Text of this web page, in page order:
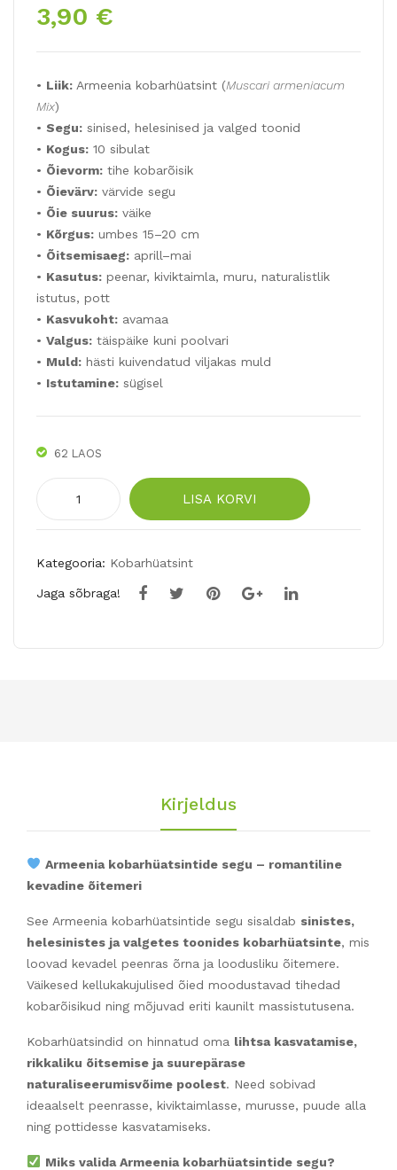
oku
kro
3,90 €
• Liik: Armeenia kobarhüatsint (Muscari armeniacum
Mix)
• Segu: sinised, helesinised ja valged toonid
• Kogus: 10 sibulat
• Õievorm: tihe kobarõisik
• Õievärv: värvide segu
• Õie suurus: väike
• Kõrgus: umbes 15–20 cm
• Õitsemisaeg: aprill–mai
• Kasutus: peenar, kiviktaimla, muru, naturalistlik
istutus, pott
• Kasvukoht: avamaa
• Valgus: täispäike kuni poolvari
• Muld: hästi kuivendatud viljakas muld
• Istutamine: sügisel
62 LAOS
kobarhüatsint
mix
kogus
LISA KORVI
Kategooria: Kobarhüatsint
Jaga sõbraga!
Kirjeldus
Armeenia kobarhüatsintide segu – romantiline
kevadine õitemeri
See Armeenia kobarhüatsintide segu sisaldab sinistes,
helesinistes ja valgetes toonides kobarhüatsinte, mis
loovad kevadel peenras õrna ja loodusliku õitemere.
Väikesed kellukakujulised õied moodustavad tihedad
kobarõisikud ning mõjuvad eriti kaunilt massistutusena.
Kobarhüatsindid on hinnatud oma lihtsa kasvatamise,
rikkaliku õitsemise ja suurepärase
naturaliseerumisvõime poolest. Need sobivad
ideaalselt peenrasse, kiviktaimlasse, murusse, puude alla
ning pottidesse kasvatamiseks.
Miks valida Armeenia kobarhüatsintide segu?